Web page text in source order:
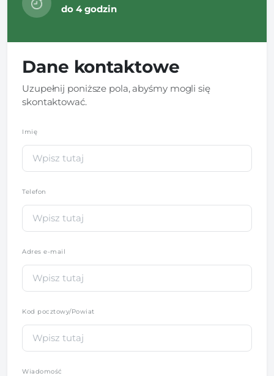
do 4 godzin
Dane kontaktowe
Uzupełnij poniższe pola, abyśmy mogli się
skontaktować.
Imię
Telefon
Adres e-mail
Kod pocztowy/Powiat
Wiadomość